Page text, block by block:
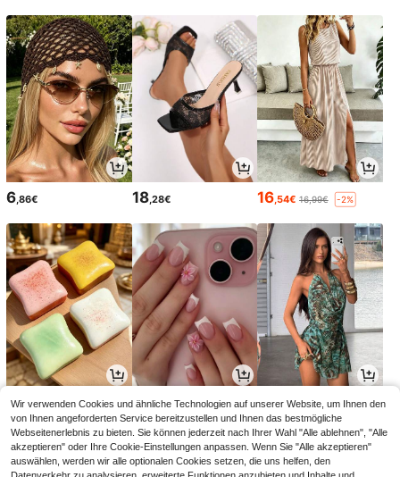
6 ,86€ 18,28€ 16 ,54€ 16,99€ -2%
2,88€ 3,94€3,98€ -1% 21,28€21,49€
Wir verwenden Cookies und ähnliche Technologien auf unserer Website, um Ihnen den
von Ihnen angeforderten Service bereitzustellen und Ihnen das bestmögliche
Webseitenerlebnis zu bieten. Sie können jederzeit nach Ihrer Wahl "Alle ablehnen", "Alle
akzeptieren" oder Ihre Cookie-Einstellungen anpassen. Wenn Sie "Alle akzeptieren"
auswählen, werden wir alle optionalen Cookies setzen, die uns helfen, den